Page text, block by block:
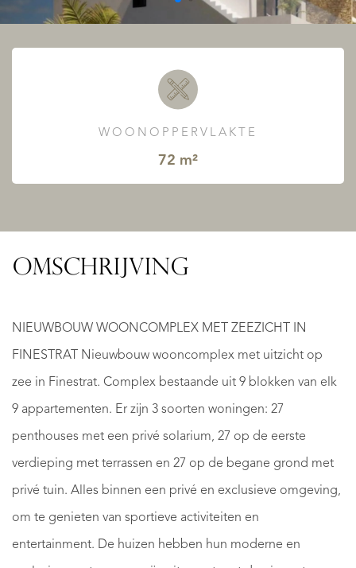
WOONOPPERVLAKTE
72 m²
OMSCHRIJVING
NIEUWBOUW WOONCOMPLEX MET ZEEZICHT IN
FINESTRAT Nieuwbouw wooncomplex met uitzicht op
zee in Finestrat. Complex bestaande uit 9 blokken van elk
9 appartementen. Er zijn 3 soorten woningen: 27
penthouses met een privé solarium, 27 op de eerste
verdieping met terrassen en 27 op de begane grond met
privé tuin. Alles binnen een privé en exclusieve omgeving,
om te genieten van sportieve activiteiten en
entertainment. De huizen hebben hun moderne en